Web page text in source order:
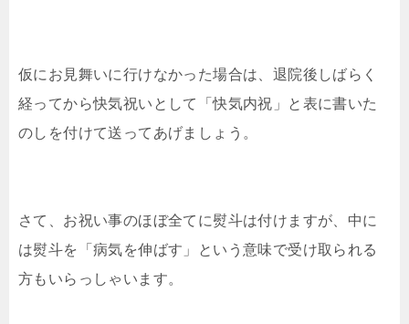
仮にお見舞いに行けなかった場合は、退院後しばらく
経ってから快気祝いとして「快気内祝」と表に書いた
のしを付けて送ってあげましょう。
さて、お祝い事のほぼ全てに熨斗は付けますが、中に
は熨斗を「病気を伸ばす」という意味で受け取られる
方もいらっしゃいます。